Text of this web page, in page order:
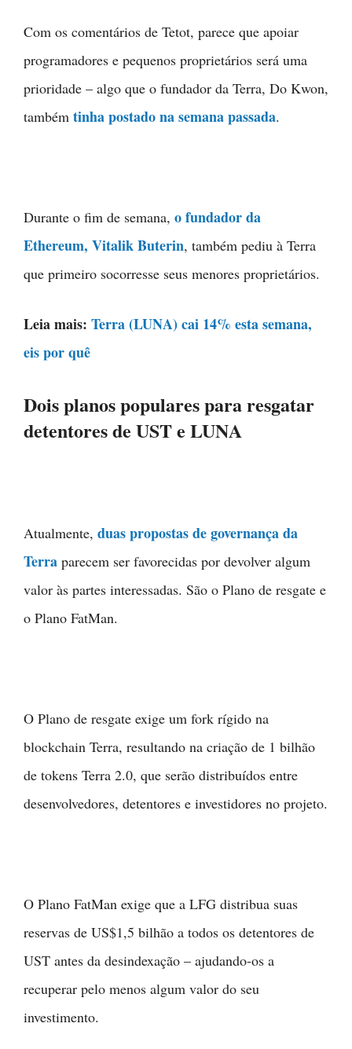
Com os comentários de Tetot, parece que apoiar
programadores e pequenos proprietários será uma
prioridade – algo que o fundador da Terra, Do Kwon,
também tinha postado na semana passada.
Durante o fim de semana, o fundador da
Ethereum, Vitalik Buterin, também pediu à Terra
que primeiro socorresse seus menores proprietários.
Leia mais: Terra (LUNA) cai 14% esta semana,
eis por quê
Dois planos populares para resgatar
detentores de UST e LUNA
Atualmente, duas propostas de governança da
Terra parecem ser favorecidas por devolver algum
valor às partes interessadas. São o Plano de resgate e
o Plano FatMan.
O Plano de resgate exige um fork rígido na
blockchain Terra, resultando na criação de 1 bilhão
de tokens Terra 2.0, que serão distribuídos entre
desenvolvedores, detentores e investidores no projeto.
O Plano FatMan exige que a LFG distribua suas
reservas de US$1,5 bilhão a todos os detentores de
UST antes da desindexação – ajudando-os a
recuperar pelo menos algum valor do seu
investimento.